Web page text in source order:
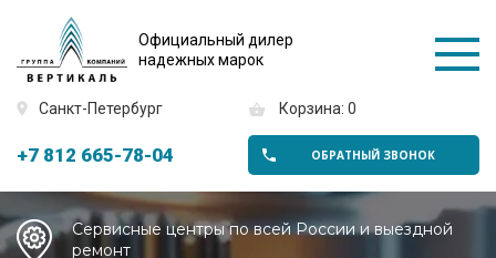
Официальный дилер
надежных марок
Санкт-Петербург Корзина: 0
+7 812 665-78-04 ОБРАТНЫЙ ЗВОНОК
Сервисные центры по всей России и выездной
ремонт